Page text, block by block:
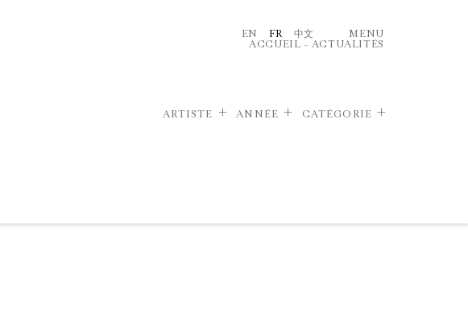
EN FR 中文
MENU
ACCUEIL – ACTUALITÉS
ARTISTE ANNÉE CATÉGORIE